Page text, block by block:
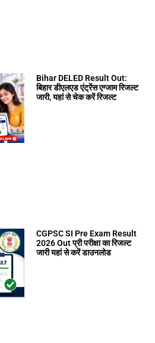
Bihar DELED Result Out:
बिहार डीएलएड एंट्रेंस एग्जाम रिजल्ट
जारी, यहां से चेक करें रिजल्ट
CGPSC SI Pre Exam Result
2026 Out प्री परीक्षा का रिजल्ट
जारी यहां से करें डाउनलोड